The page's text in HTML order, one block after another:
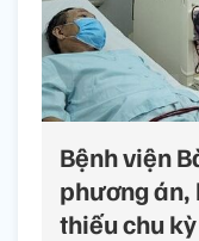
Bệnh viện
phương án,
thiếu chu